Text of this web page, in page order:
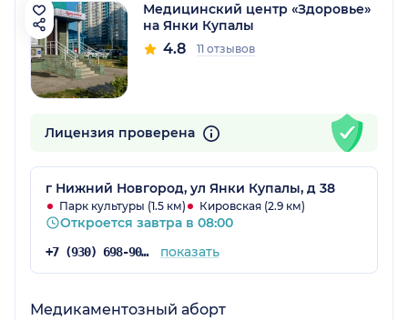
Медицинский центр «Здоровье»
на Янки Купалы
4.8 11 отзывов
Лицензия проверена
г Нижний Новгород, ул Янки Купалы, д 38
Парк культуры (1.5 км) Кировская (2.9 км)
Откроется завтра в 08:00
+7 (930) 698-90-33 показать
Медикаментозный аборт